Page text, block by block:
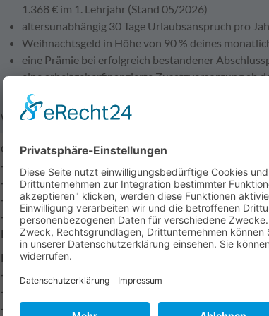
1.368 € im 1. Lehrjahr (Stand 05/2026)
altersunabhängig 30 Tage Urlaubsanspruch pro
Weihnachtsgeld in Höhe von 90 % deines
eine Prämie bei erfolgreich bestandener
eine arbeitgeberfinanzierte Zusatzversorgung ab
gute Chancen auf die Übernahme in ein
Weitere Einblicke erhältst du auf unserem lndeed-
Grundsätzlich bilden wir folgende Berufe aus (jeweils
- lndustriekaufmann
- Elektroniker für Betriebstechnik
- Umwelttechnologe für Wasserversorgung
- Fachangestellter für Bäderbetriebe
Einwöchige Schnupperpraktika für alle
Für September 2027 bieten wir noch folgende
- Fachangestellter für Bäderbetriebe
- Umwelttechnologe für Wasserversorgung
- Elektroniker für Betriebstechnik